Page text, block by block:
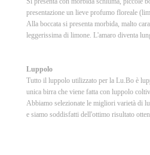
presentazione un lieve profumo floreale
Alla boccata si presenta morbida, malto
leggerissima di limone. L'amaro diventa
Luppolo
Tutto il luppolo utilizzato per la Lu.Bo è
unica birra che viene fatta con luppolo
Abbiamo selezionate le migliori varietà di
e siamo soddisfatti dell'ottimo risultato